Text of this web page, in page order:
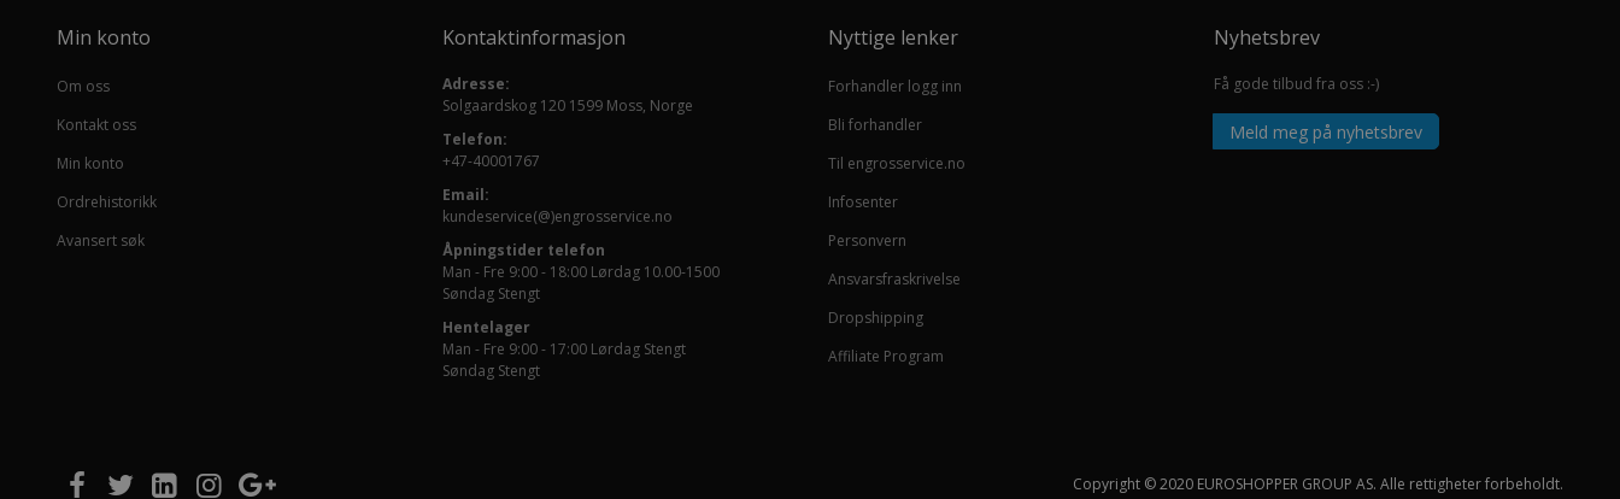
Min konto
Om oss
Kontakt oss
Min konto
Ordrehistorikk
Avansert søk
Kontaktinformasjon
Adresse:
Solgaardskog 120 1599 Moss, Norge
Telefon:
+47-40001767
Email:
kundeservice(@)engrosservice.no
Åpningstider telefon
Man - Fre 9:00 - 18:00 Lørdag 10.00-1500
Søndag Stengt
Hentelager
Man - Fre 9:00 - 17:00 Lørdag Stengt
Søndag Stengt
Nyttige lenker
Forhandler logg inn
Bli forhandler
Til engrosservice.no
Infosenter
Personvern
Ansvarsfraskrivelse
Dropshipping
Affiliate Program
Nyhetsbrev
Få gode tilbud fra oss :-)
Meld meg på nyhetsbrev
Copyright © 2020 EUROSHOPPER GROUP AS. Alle rettigheter forbeholdt.